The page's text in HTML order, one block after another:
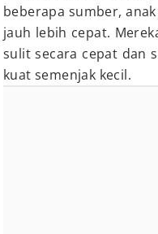
beberapa sumber,
jauh lebih cepat.
sulit secara cepat dan
kuat semenjak kecil.